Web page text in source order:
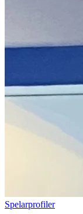
Spelarprofiler